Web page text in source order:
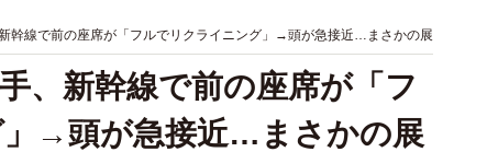
幹線で前の座席が「フルでリクライニング」→頭が急接近…まさかの展
、新幹線で前の座席が「フ
→頭が急接近…まさかの展